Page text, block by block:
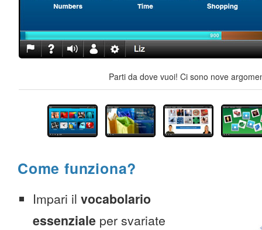
Parti da dove vuoi! Ci sono nove
Come funziona?
Impari il vocabolario
essenziale per svariate